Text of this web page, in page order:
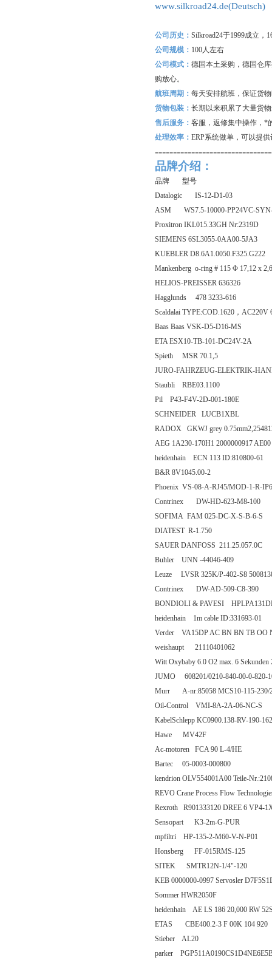
www.silkroad24.de(Deutsch)
公司历史： Silkroad24于1999成立，
公司规模： 100人左右
公司模式： 德国本土采购，德国仓
购放心。
航班周期： 每天安排航班，保证货
货物包装： 长期以来积累了大量货
售后服务： 客服，返修集中操作，*
处理效率： ERP系统做单，可以提
品牌介绍：
品牌 型号
Datalogic IS-12-D1-03
ASM WS7.5-10000-PP24VC-SYN-
Proxitron IKL015.33GH Nr:2319D
SIEMENS 6SL3055-0AA00-5JA3
KUEBLER D8.6A1.0050.F325.G222
Mankenberg o-ring # 115 Φ 17,12 x
HELIOS-PREISSER 636326
Hagglunds 478 3233-616
Scaldalai TYPE:COD.1620，
Baas Baas VSK-D5-D16-MS
ETA ESX10-TB-101-DC24V-2A
Spieth MSR 70.1,5
JURO-FAHRZEUG-ELEKTRIK-
Staubli RBE03.1100
Pil P43-F4V-2D-001-180E
SCHNEIDER LUCB1XBL
RADOX GKWJ grey
AEG 1A230-170H1 2000000917
heidenhain ECN 113 ID:810800-61
B&R 8V1045.00-2
Phoenix VS-08-A-RJ45/MOD-1-R-
Contrinex DW-HD-623-M8-100
SOFIMA FAM 025-DC-X-S-B-6-S
DIATEST R-1.750
SAUER DANFOSS 211.25.057.0C
Buhler UNN -44046-409
Leuze LVSR 325K/P-402-S8
Contrinex DW-AD-509-C8-390
BONDIOLI & PAVESI
heidenhain 1m cable ID:331693-01
Verder VA15DP AC BN BN TB OO
weishaupt 21110401062
Witt Oxybaby 6.0 O2 max. 6 Sekunden
JUMO 608201/0210-840-00-0-820-
Murr A-nr:85058 MCS10-115-230/
Oil-Control VMI-8A-2A-06-NC-S
KabelSchlepp KC0900.138-RV-190-
Hawe MV42F
Ac-motoren FCA 90 L-4/HE
Bartec 05-0003-000800
kendrion OLV554001A00 Teile-
REVO Crane Process Flow
Rexroth R901333120 DREE 6 VP4-
Sensopart K3-2m-G-PUR
mpfiltri HP-135-2-M60-V-N-P01
Honsberg FF-015RMS-125
SITEK SMTR12N-1/4"-120
KEB 0000000-0997 Servosler
Sommer HWR2050F
heidenhain AE LS 186 20,000 RW
ETAS CBE400.2-3 F 00K 104 920
Stieber AL20
parker